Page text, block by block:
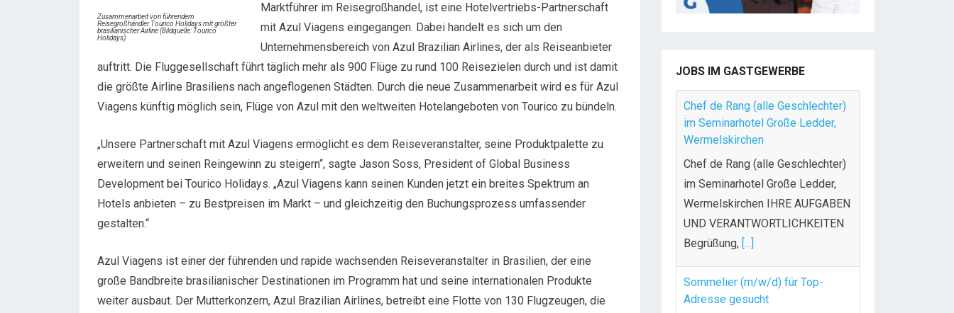
Zusammenarbeit von führendem
Reisegroßhändler Tourico Holidays mit größter
brasilianischer Airline (Bildquelle: Tourico
Holidays)
Marktführer im Reisegroßhandel, ist eine Hotelvertriebs-Partnerschaft
mit Azul Viagens eingegangen. Dabei handelt es sich um den
Unternehmensbereich von Azul Brazilian Airlines, der als Reiseanbieter
auftritt. Die Fluggesellschaft führt täglich mehr als 900 Flüge zu rund 100 Reisezielen durch und ist damit
die größte Airline Brasiliens nach angeflogenen Städten. Durch die neue Zusammenarbeit wird es für Azul
Viagens künftig möglich sein, Flüge von Azul mit den weltweiten Hotelangeboten von Tourico zu bündeln.
„Unsere Partnerschaft mit Azul Viagens ermöglicht es dem Reiseveranstalter, seine Produktpalette zu
erweitern und seinen Reingewinn zu steigern“, sagte Jason Soss, President of Global Business
Development bei Tourico Holidays. „Azul Viagens kann seinen Kunden jetzt ein breites Spektrum an
Hotels anbieten – zu Bestpreisen im Markt – und gleichzeitig den Buchungsprozess umfassender
gestalten.“
Azul Viagens ist einer der führenden und rapide wachsenden Reiseveranstalter in Brasilien, der eine
große Bandbreite brasilianischer Destinationen im Programm hat und seine internationalen Produkte
weiter ausbaut. Der Mutterkonzern, Azul Brazilian Airlines, betreibt eine Flotte von 130 Flugzeugen, die
JOBS IM GASTGEWERBE
Chef de Rang (alle Geschlechter)
im Seminarhotel Große Ledder,
Wermelskirchen
Chef de Rang (alle Geschlechter)
im Seminarhotel Große Ledder,
Wermelskirchen IHRE AUFGABEN
UND VERANTWORTLICHKEITEN
Begrüßung, [...]
Sommelier (m/w/d) für Top-
Adresse gesucht